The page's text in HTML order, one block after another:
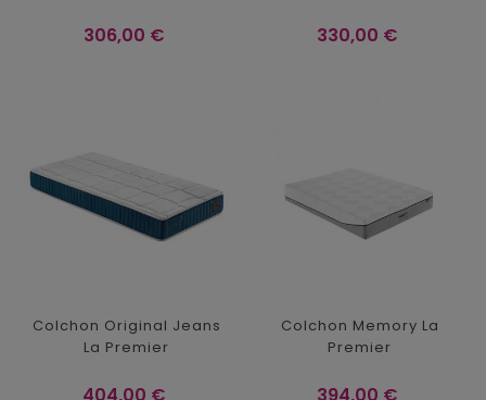
Precio
306,00 € Precio
330,00 €
Colchon Original Jeans
La Premier
Precio
Colchon Memory La
Premier
Precio